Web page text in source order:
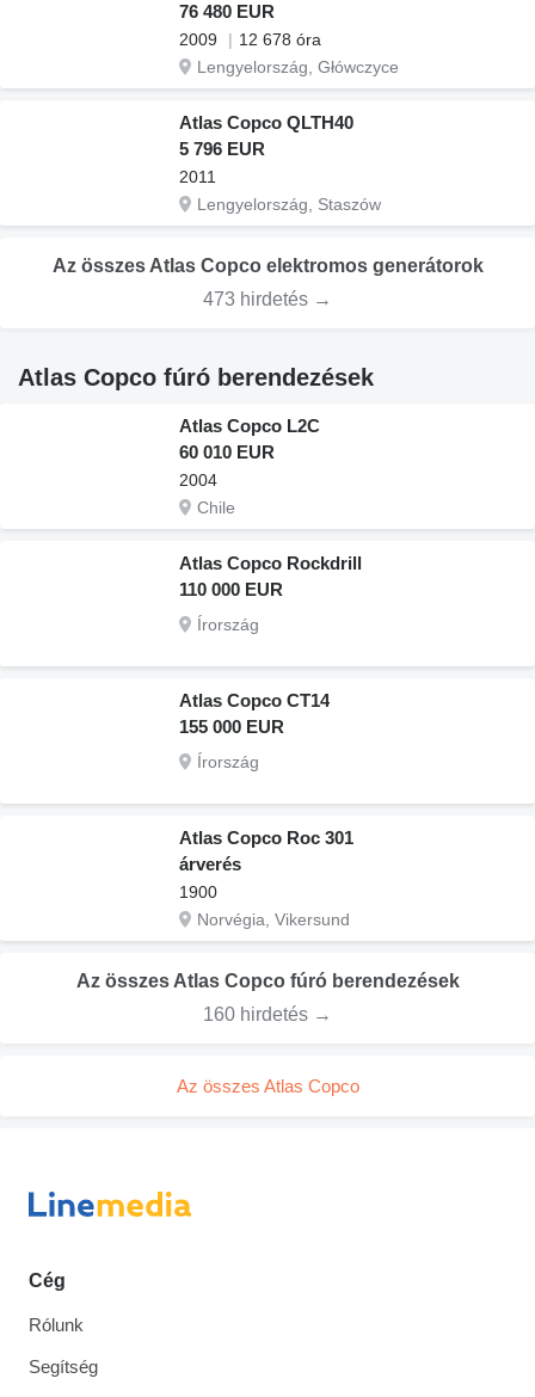
76 480 EUR
2009
12 678 óra
Lengyelország, Główczyce
Atlas Copco QLTH40
5 796 EUR
2011
Lengyelország, Staszów
Az összes Atlas Copco elektromos generátorok
473 hirdetés →
Atlas Copco fúró berendezések
Atlas Copco L2C
60 010 EUR
2004
Chile
Atlas Copco Rockdrill
110 000 EUR
Írország
Atlas Copco CT14
155 000 EUR
Írország
Atlas Copco Roc 301
árverés
1900
Norvégia, Vikersund
Az összes Atlas Copco fúró berendezések
160 hirdetés →
Az összes Atlas Copco
Cég
Rólunk
Segítség